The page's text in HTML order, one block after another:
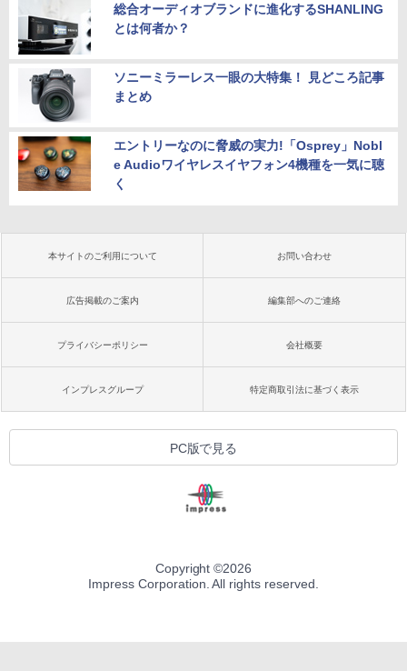
総合オーディオブランドに進化するSHANLING
とは何者か？
ソニーミラーレス一眼の大特集！ 見どころ記事
まとめ
エントリーなのに脅威の実力!「Osprey」Nobl
e Audioワイヤレスイヤフォン4機種を一気に聴
く
本サイトのご利用について お問い合わせ
広告掲載のご案内 編集部へのご連絡
プライバシーポリシー 会社概要
インプレスグループ 特定商取引法に基づく表示
PC版で見る
Copyright ©2026
Impress Corporation. All rights reserved.